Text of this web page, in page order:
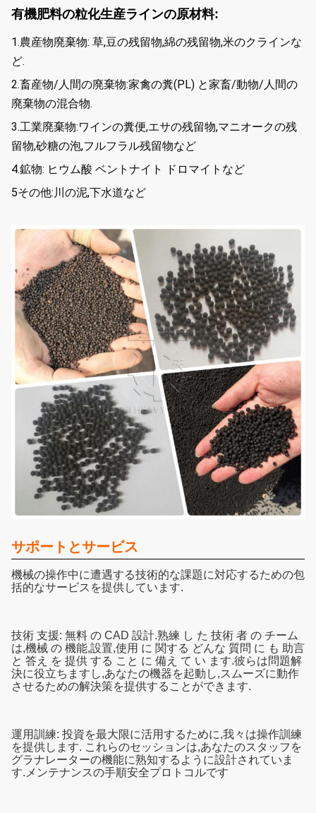
有機肥料の粒化生産ラインの原材料:
1.農産物廃棄物: 草,豆の残留物,綿の残留物,米のクラインな
ど.
2.畜産物/人間の廃棄物:家禽の糞(PL) と家畜/動物/人間の
廃棄物の混合物.
3.工業廃棄物:ワインの糞便,エサの残留物,マニオークの残
留物,砂糖の泡,フルフラル残留物など
4.鉱物: ヒウム酸 ベントナイト ドロマイトなど
5その他:川の泥,下水道など
サポートとサービス
機械の操作中に遭遇する技術的な課題に対応するための包
括的なサービスを提供しています.
技術 支援: 無料 の CAD 設計.熟練 し た 技術 者 の チーム
は,機械 の 機能,設置,使用 に 関する どんな 質問 に も 助言
と 答え を 提供 する こと に 備え て い ます.彼らは問題解
決に役立ちますし,あなたの機器を起動し,スムーズに動作
させるための解決策を提供することができます.
運用訓練: 投資を最大限に活用するために,我々は操作訓練
を提供します. これらのセッションは,あなたのスタッフを
グラナレーターの機能に熟知するように設計されていま
す.メンテナンスの手順安全プロトコルです